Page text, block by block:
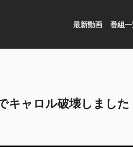
最新動画 番組
キャロル破壊しました